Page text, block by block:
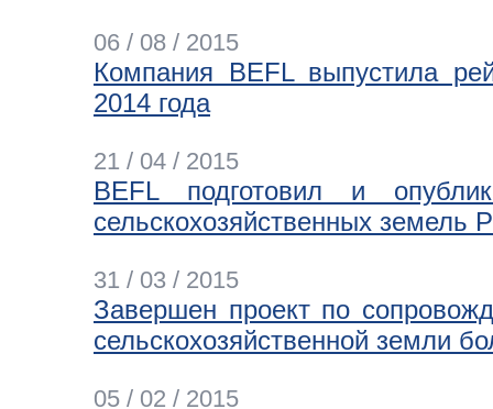
06 / 08 / 2015
Компания BEFL выпустила
2014 года
21 / 04 / 2015
BEFL подготовил и
сельскохозяйственных земель
31 / 03 / 2015
Завершен проект по
сельскохозяйственной земли
05 / 02 / 2015